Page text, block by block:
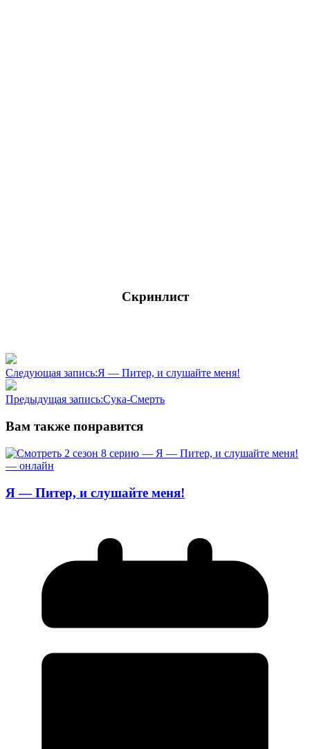
Скринлист
Следующая запись:Я — Питер, и слушайте меня!
Предыдущая запись:Сука-Смерть
Вам также понравится
Я — Питер, и слушайте меня!